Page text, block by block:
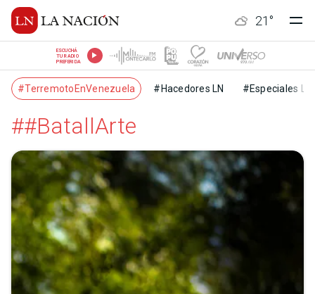
21 °
ESCUCHÁ
TU RADIO
PREFERIDA
#TerremotoEnVenezuela #Hacedores LN #Especiales LN
##BatallArte